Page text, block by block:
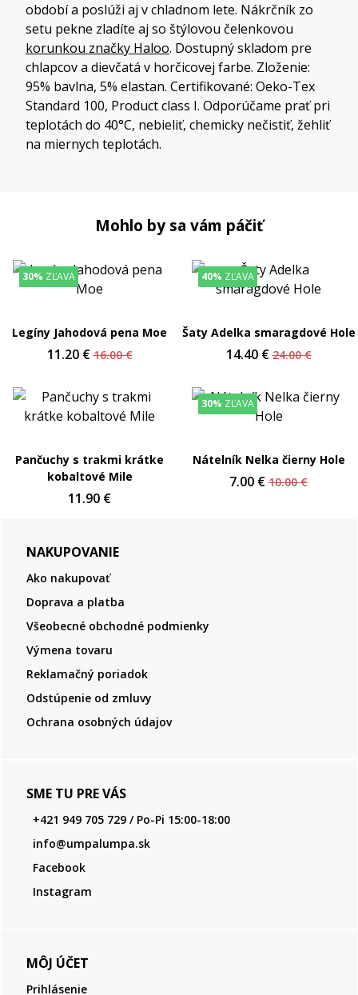
období a poslúži aj v chladnom lete. Nákrčník zo
setu pekne zladíte aj so štýlovou čelenkovou
korunkou značky Haloo. Dostupný skladom pre
chlapcov a dievčatá v horčicovej farbe. Zloženie:
95% bavlna, 5% elastan. Certifikované: Oeko-Tex
Standard 100, Product class I. Odporúčame prať pri
teplotách do 40°C, nebieliť, chemicky nečistiť, žehliť
na miernych teplotách.
Mohlo by sa vám páčiť
Legíny Jahodová pena Moe
TOPKA
30% ZĽAVA
11.20 €16.00 €
Šaty Adelka smaragdové Hole
40% ZĽAVA
14.40 €24.00 €
Pančuchy s trakmi krátke
kobaltové Mile
11.90 €
Nátelník Nelka čierny Hole
30% ZĽAVA
7.00 € 10.00 €
NAKUPOVANIE
Ako nakupovať
Doprava a platba
Všeobecné obchodné podmienky
Výmena tovaru
Reklamačný poriadok
Odstúpenie od zmluvy
Ochrana osobných údajov
SME TU PRE VÁS
+421 949 705 729 / Po-Pi 15:00-18:00
info@umpalumpa.sk
Facebook
Instagram
MÔJ ÚČET
Prihlásenie